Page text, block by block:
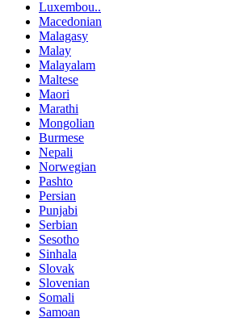
Luxembou..
Macedonian
Malagasy
Malay
Malayalam
Maltese
Maori
Marathi
Mongolian
Burmese
Nepali
Norwegian
Pashto
Persian
Punjabi
Serbian
Sesotho
Sinhala
Slovak
Slovenian
Somali
Samoan